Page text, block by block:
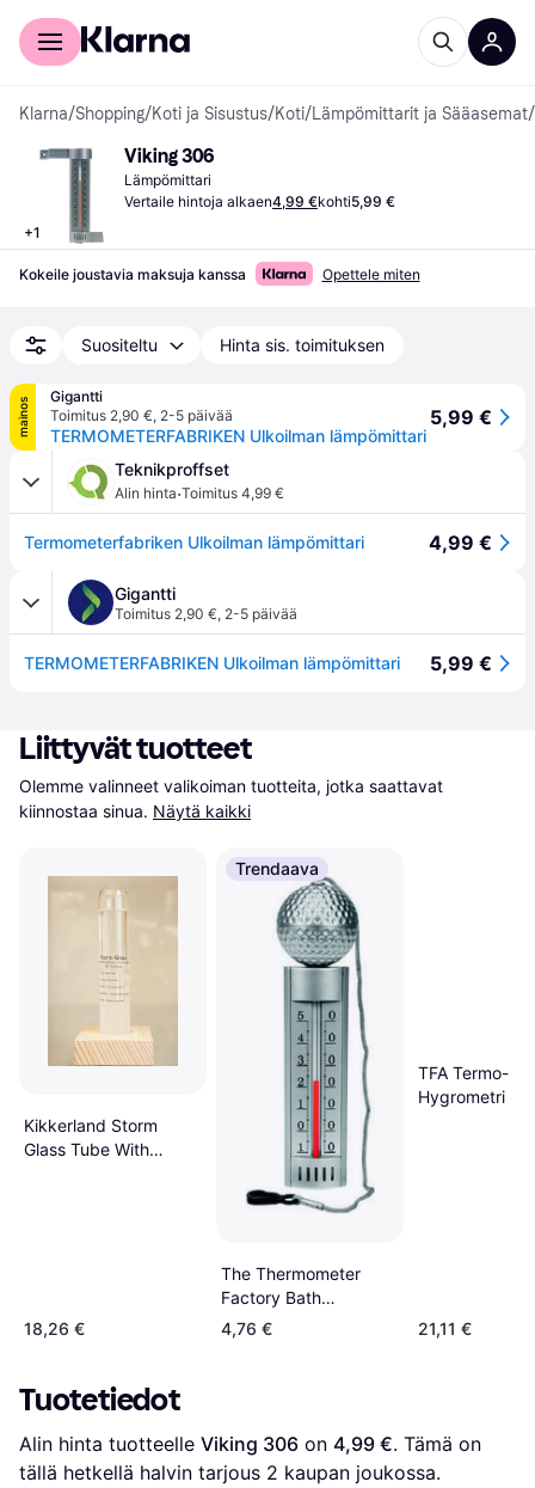
Kuluttajille
Klarna/Shopping/Koti ja Sisustus/Koti/Lämpömittarit ja Sääasemat/
+1
Viking 306
Lämpömittari
Vertaile hintoja alkaen4,99 €kohti5,99 €
Kokeile joustavia maksuja kanssa Opettele miten
Suositeltu Hinta sis. toimituksen
mainos
Gigantti
Toimitus 2,90 €, 2-5 päivää
TERMOMETERFABRIKEN Ulkoilman lämpömittari
5,99 €
Teknikproffset
Alin hinta·Toimitus 4,99 €
Termometerfabriken Ulkoilman lämpömittari 4,99 €
Gigantti
Toimitus 2,90 €, 2-5 päivää
TERMOMETERFABRIKEN Ulkoilman lämpömittari 5,99 €
Liittyvät tuotteet
Olemme valinneet valikoiman tuotteita, jotka saattavat
kiinnostaa sinua. Näytä kaikki
Kikkerland Storm
Glass Tube With
18,26 €
Trendaava
The Thermometer
Factory Bath
Thermometer Analog
4,76 €
TFA Termo-
Hygrometri
21,11 €
Tuotetiedot
Alin hinta tuotteelle Viking 306 on 4,99 €. Tämä on
tällä hetkellä halvin tarjous 2 kaupan joukossa.